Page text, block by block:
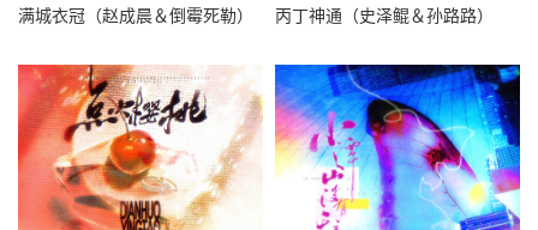
满城衣冠（赵成晨＆倒霉死勒） 丙丁神通（史泽鲲＆孙路路）